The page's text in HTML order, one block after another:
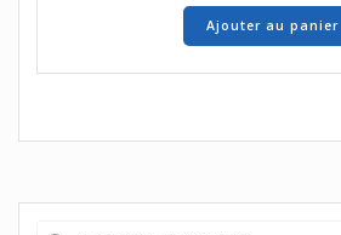
Ajouter au panier